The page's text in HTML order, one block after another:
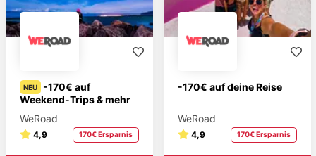
NEU
-170€ auf
Weekend-Trips & mehr
WeRoad
4,9 170€ Ersparnis
-170€ auf deine Reise
WeRoad
4,9 170€ Ersparnis